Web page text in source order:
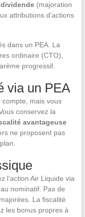
(majoration
attributions d’actions
dans un PEA. La
ordinaire (CTO),
progressif.
via un PEA
mais vous
conservez la
avantageuse
ne proposent pas
l’action Air Liquide via
nominatif. Pas de
La fiscalité
les bonus propres à